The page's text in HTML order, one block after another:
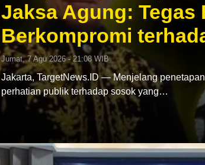
Jaksa Agung:
Berkompromi
Jumat, 7 Agu 2026 - 21:08 WIB
Jakarta, TargetNews.ID — Menjelang
perhatian publik terhadap sosok yang…